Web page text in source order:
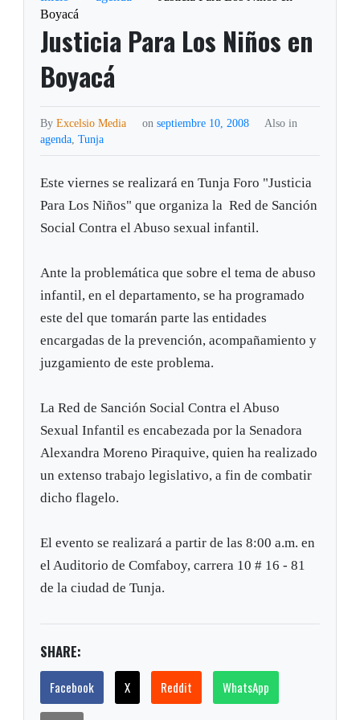
Boyacá
Justicia Para Los Niños en
Boyacá
ByExcelsio Media on septiembre 10, 2008
Also in
agenda,Tunja
Este viernes se realizará en Tunja Foro "Justicia
Para Los Niños" que organiza la Red de Sanción
Social Contra el Abuso sexual infantil.
Ante la problemática que sobre el tema de abuso
infantil, en el departamento, se ha programado
este del que tomarán parte las entidades
encargadas de la prevención, acompañamiento y
juzgamiento de este problema.
La Red de Sanción Social Contra el Abuso
Sexual Infantil es encabezada por la Senadora
Alexandra Moreno Piraquive, quien ha realizado
un extenso trabajo legislativo, a fin de combatir
dicho flagelo.
El evento se realizará a partir de las 8:00 a.m. en
el Auditorio de Comfaboy, carrera 10 # 16 - 81
de la ciudad de Tunja.
SHARE:
Facebook X Reddit WhatsApp